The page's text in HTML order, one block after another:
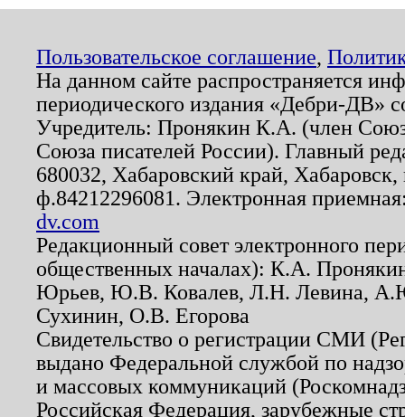
Пользовательское соглашение,
На данном сайте распространяется
периодического издания «Дебри-ДВ»
Учредитель: Пронякин К.А. (член
Союза писателей России). Главный
680032, Хабаровский край,
ф.84212296081. Электронная
dv.com
Редакционный совет электронного
общественных началах): К.А.
Юрьев, Ю.В. Ковалев, Л.Н. Левина,
Сухинин, О.В. Егорова
Свидетельство о регистрации СМИ
выдано Федеральной службой по
и массовых коммуникаций
Российская Федерация, зарубежные